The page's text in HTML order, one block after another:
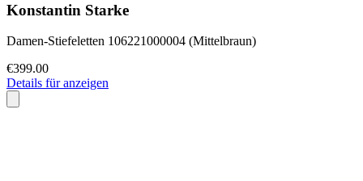
Konstantin Starke
Damen-Stiefeletten 106221000004 (Mittelbraun)
€399.00
Details für anzeigen